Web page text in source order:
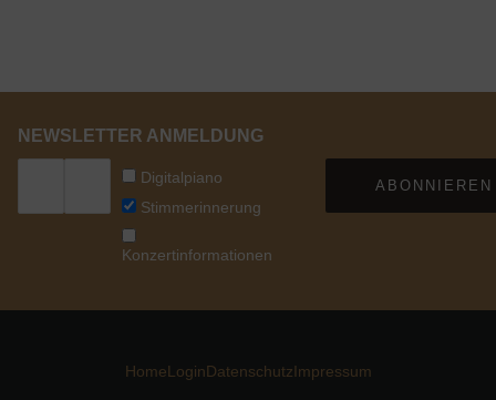
NEWSLETTER ANMELDUNG
Digitalpiano
Stimmerinnerung
Konzertinformationen
ABONNIEREN
HomeLoginDatenschutzImpressum